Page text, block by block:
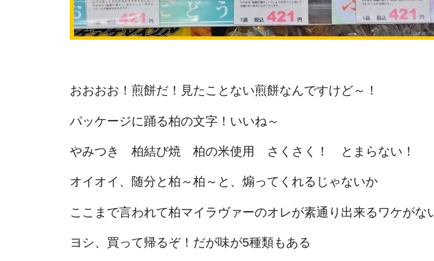
おおおお！煎餅だ！見たことない煎餅なんですけど～！
パッケージに踊る柏の文字！いいね～
やみつき 柏結び焼 柏の米使用 さくさく！ とまらない！
オイオイ、随分と柏～柏～と、煽ってくれるじゃないか
ここまで言われて柏マイラヴァーのオレが素通り出来るワケがな
ヨシ、買って帰るぞ！だが味が5種類もある